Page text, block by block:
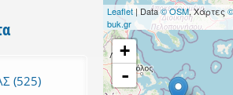
filter
(525)Apply ΑΧΑΪΑΣ filter
Leaflet | Data© OSM, Χάρτες©
buk.gr
+
-